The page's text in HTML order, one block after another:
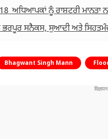
ਅਧਿਆਪਕਾਂ ਨੂੰ ਰਾਸ਼ਟਰੀ ਮਾਨਤਾ
ਭਰਪੂਰ ਸਨੈਕਸ, ਸੁਆਦੀ ਅਤੇ
Bhagwant Singh Mann